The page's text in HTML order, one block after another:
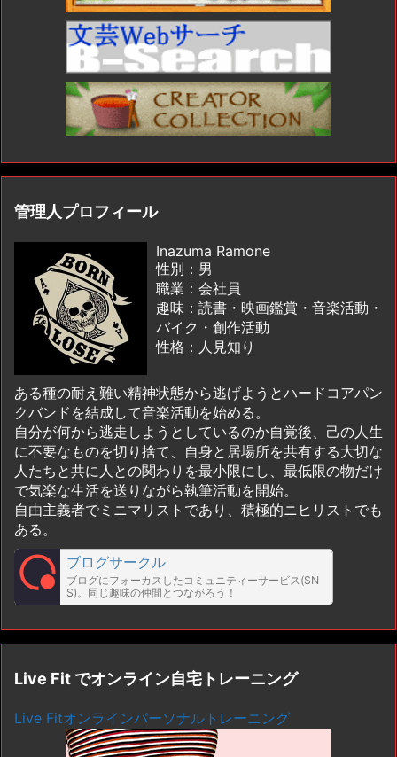
管理人プロフィール
Inazuma Ramone
性別：男
職業：会社員
趣味：読書・映画鑑賞・音楽活動・
バイク・創作活動
性格：人見知り
ある種の耐え難い精神状態から逃げようとハードコアパン
クバンドを結成して音楽活動を始める。
自分が何から逃走しようとしているのか自覚後、己の人生
に不要なものを切り捨て、自身と居場所を共有する大切な
人たちと共に人との関わりを最小限にし、最低限の物だけ
で気楽な生活を送りながら執筆活動を開始。
自由主義者でミニマリストであり、積極的ニヒリストでも
ある。
ブログサークル
ブログにフォーカスしたコミュニティーサービス(SN
S)。同じ趣味の仲間とつながろう！
Live Fit でオンライン自宅トレーニング
Live Fitオンラインパーソナルトレーニング